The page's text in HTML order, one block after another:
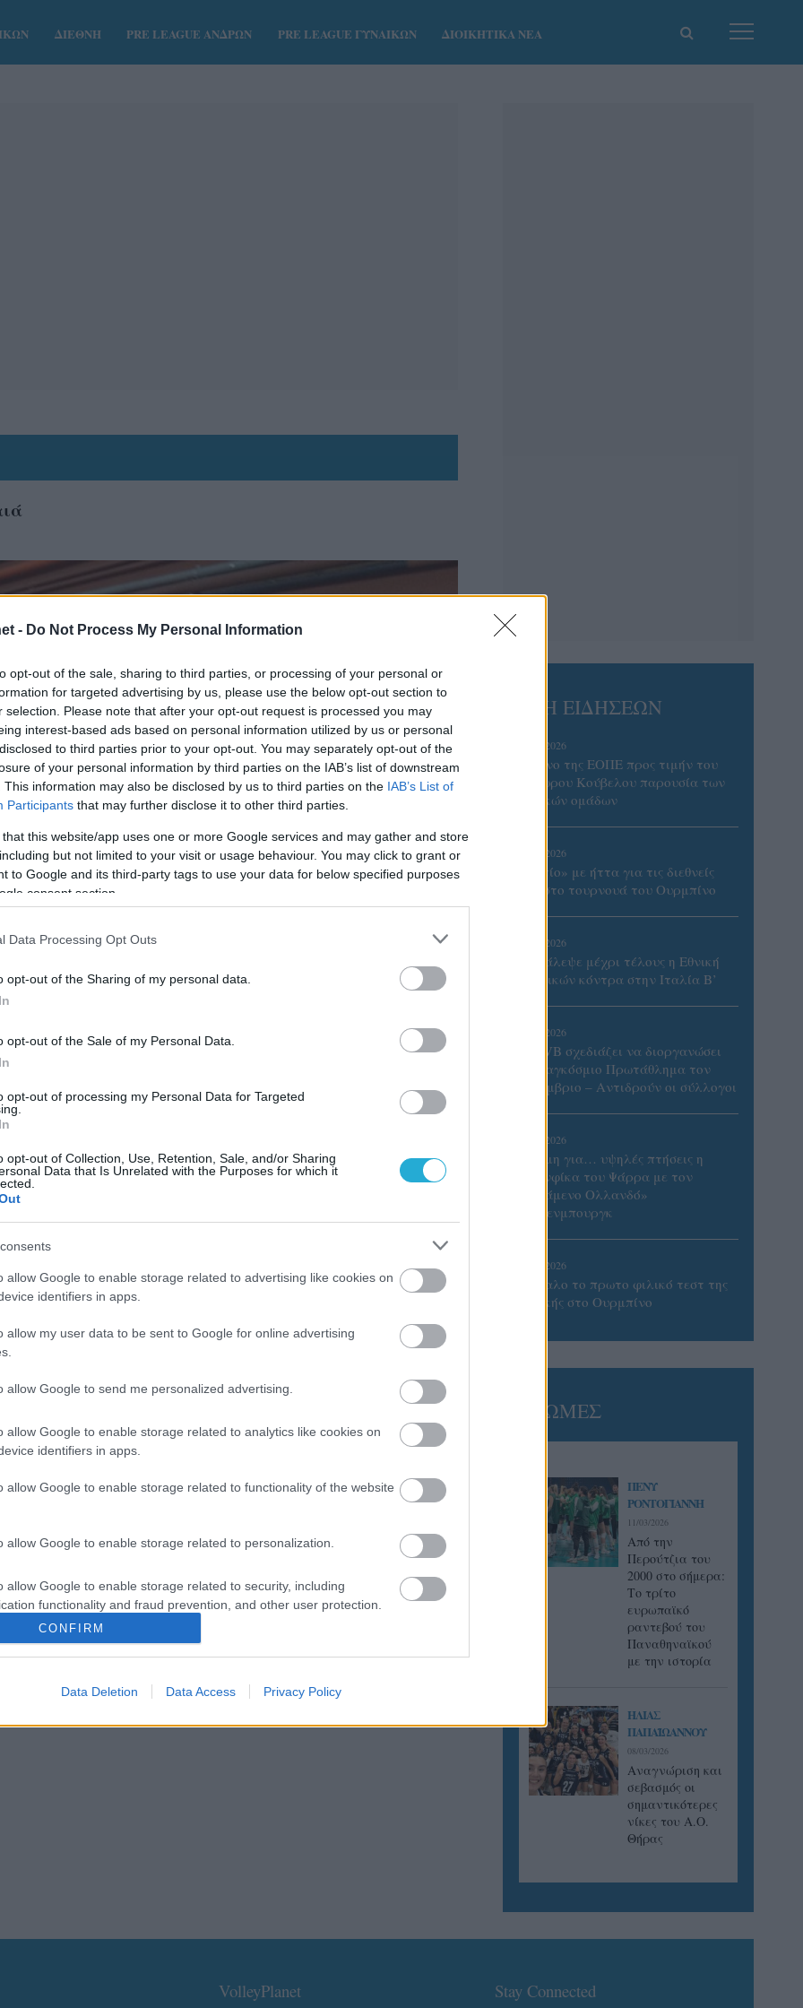
- Do Not Process My Personal Information
opt-out of the sale, sharing to third parties, or processing of your personal or
for targeted advertising by us, please use the below opt-out section to
selection. Please note that after your opt-out request is processed you may
interest-based ads based on personal information utilized by us or personal
to third parties prior to your opt-out. You may separately opt-out of the
of your personal information by third parties on the IAB’s list of downstream
This information may also be disclosed by us to third parties on the IAB’s List of
Participants that may further disclose it to other third parties.
that this website/app uses one or more Google services and may gather and store
but not limited to your visit or usage behaviour. You may click to grant or
to Google and its third-party tags to use your data for below specified purposes
consent section.
Data Processing Opt Outs
opt-out of the Sharing of my personal data.
opt-out of the Sale of my Personal Data.
opt-out of processing my Personal Data for Targeted
opt-out of Collection, Use, Retention, Sale, and/or Sharing
Data that Is Unrelated with the Purposes for which it
allow Google to enable storage related to advertising like cookies on
identifiers in apps.
allow my user data to be sent to Google for online advertising
allow Google to send me personalized advertising.
allow Google to enable storage related to analytics like cookies on
identifiers in apps.
allow Google to enable storage related to functionality of the website
allow Google to enable storage related to personalization.
allow Google to enable storage related to security, including
functionality and fraud prevention, and other user protection.
CONFIRM
Data Deletion Data Access Privacy Policy
ΔΙΕΘΝΗ PRE LEAGUE ΑΝΔΡΩΝ PRE LEAGUE ΓΥΝΑΙΚΩΝ ΔΙΟΙΚΗΤΙΚΑ ΝΕΑ
ο οποίος νίκησε το Περιστέρι με 3-0 στο πιο
της ΕΣΠΕΔΑ στη 17η αγωνιστική.
ΡΟΗ ΕΙΔΗΣΕΩΝ
08/08/2026
Δείπνο της ΕΟΠΕ προς τιμήν του
Ισίδωρου Κούβελου παρουσία των
Εθνικών ομάδων
07/08/2026
«Αντίο» με ήττα για τις διεθνείς
μας στο τουρνουά του Ουρμπίνο
06/08/2026
Το πάλεψε μέχρι τέλους η Εθνική
γυναικών κόντρα στην Ιταλία Β’
06/08/2026
Η FIVB σχεδιάζει να διοργανώσει
το Παγκόσμιο Πρωτάθλημα τον
Δεκέμβριο – Αντιδρούν οι σύλλογοι
06/08/2026
Έτοιμη για… υψηλές πτήσεις η
Μπενφίκα του Ψάρρα με τον
«Ιπτάμενο Ολλανδό»
Βίλτενμπουργκ
05/08/2026
Ισόπαλο το πρωτο φιλικό τεστ της
Εθνικής στο Ουρμπίνο
ΓΝΩΜΕΣ
ΠΕΝΥ
ΡΟΝΤΟΓΙΑΝΝΗ
11/03/2026
Από την
Περούτζια του
2000 στο σήμερα:
Tο τρίτο
ευρωπαϊκό
ραντεβού του
Παναθηναϊκού
με την ιστορία
ΗΛΙΑΣ
ΠΑΠΑΪΩΑΝΝΟΥ
08/03/2026
Αναγνώριση και
σεβασμός οι
σημαντικότερες
νίκες του Α.Ο.
Θήρας
VolleyPlanet Stay Connected